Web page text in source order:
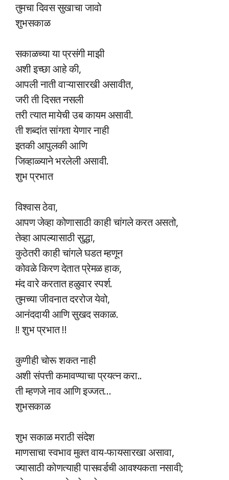
तुमचा दिवस सुखाचा जावो
शुभसकाळ
सकाळच्या या प्रसंगी माझी
अशी इच्छा आहे की,
आपली नाती वाऱ्यासारखी असावीत,
जरी ती दिसत नसली
तरी त्यात मायेची उब कायम असावी.
ती शब्दांत सांगता येणार नाही
इतकी आपुलकी आणि
जिव्हाळ्याने भरलेली असावी.
शुभ प्रभात
विश्वास ठेवा,
आपण जेव्हा कोणासाठी काही चांगले करत असतो,
तेव्हा आपल्यासाठी सुद्धा,
कुठेतरी काही चांगले घडत म्हणून
कोवळे किरण देतात प्रेमळ हाक,
मंद वारे करतात हळुवार स्पर्श.
तुमच्या जीवनात दररोज येवो,
आनंददायी आणि सुखद सकाळ.
!! शुभ प्रभात !!
कुणीही चोरू शकत नाही
अशी संपत्ती कमावण्याचा प्रयत्न करा..
ती म्हणजे नाव आणि इज्जत…
शुभसकाळ
शुभ सकाळ मराठी संदेश
माणसाचा स्वभाव मुक्त वाय-फायसारखा असावा,
ज्यासाठी कोणत्याही पासवर्डची आवश्यकता नसावी;